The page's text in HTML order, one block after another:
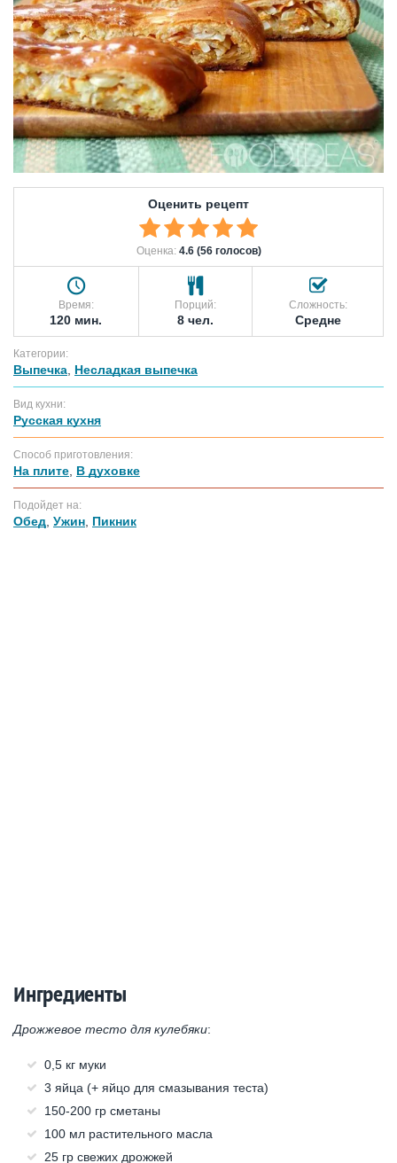
Оценить рецепт
Оценка: 4.6 (56 голосов)
Время:
120 мин.
Порций:
8 чел.
Сложность:
Средне
Категории:
Выпечка Несладкая выпечка
Вид кухни:
Русская кухня
Способ приготовления:
На плите В духовке
Подойдет на:
Обед Ужин Пикник
Ингредиенты
Дрожжевое тесто для кулебяки:
0,5 кг муки
3 яйца (+ яйцо для смазывания теста)
150-200 гр сметаны
100 мл растительного масла
25 гр свежих дрожжей